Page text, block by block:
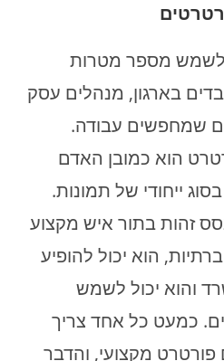
לשמש מספר מטרות
בארגון, מנהלים עסק
שמחפשים עבודה.
הוא כמובן האדם
ייחודי של תמונות.
זהות בתור איש מקצוע
הוא יכול להופיע
והוא יכול לשמש
כמעט כל אחד צריך
פורטרט מקצועי, והדבר